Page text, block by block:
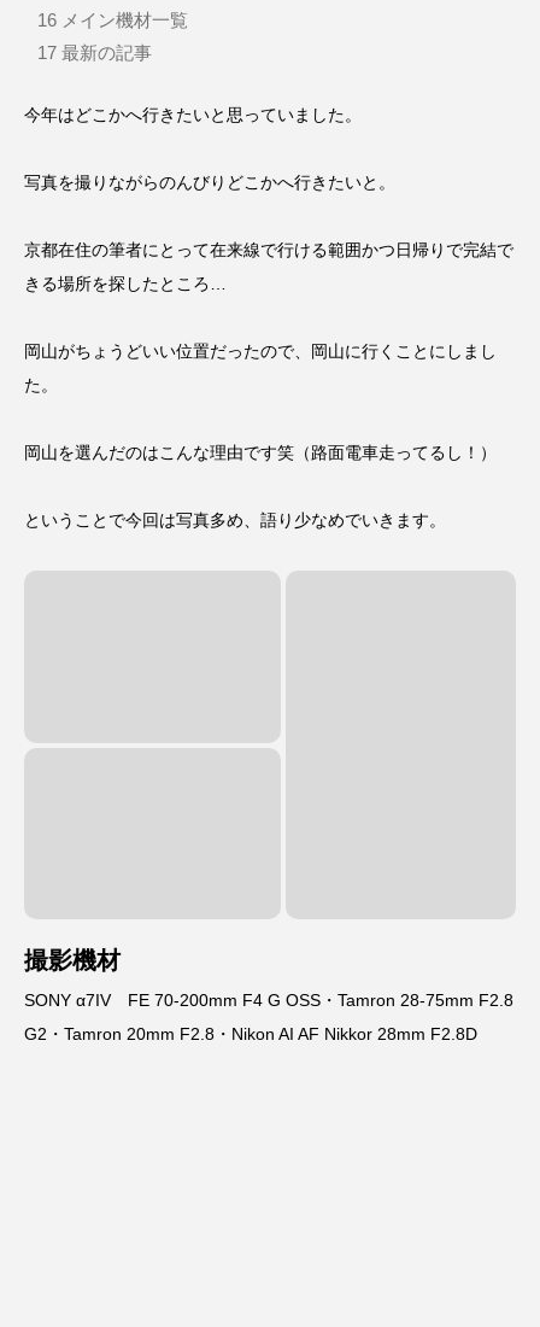
16 メイン機材一覧
17 最新の記事
今年はどこかへ行きたいと思っていました。
写真を撮りながらのんびりどこかへ行きたいと。
京都在住の筆者にとって在来線で行ける範囲かつ日帰りで完結で
きる場所を探したところ…
岡山がちょうどいい位置だったので、岡山に行くことにしまし
た。
岡山を選んだのはこんな理由です笑（路面電車走ってるし！）
ということで今回は写真多め、語り少なめでいきます。
撮影機材
SONY α7IV FE 70-200mm F4 G OSS・Tamron 28-75mm F2.8
G2・Tamron 20mm F2.8・Nikon AI AF Nikkor 28mm F2.8D